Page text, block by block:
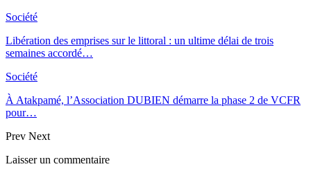
Société
Libération des emprises sur le littoral : un ultime délai de trois
semaines accordé…
Société
À Atakpamé, l’Association DUBIEN démarre la phase 2 de VCFR
pour…
Prev Next
Laisser un commentaire